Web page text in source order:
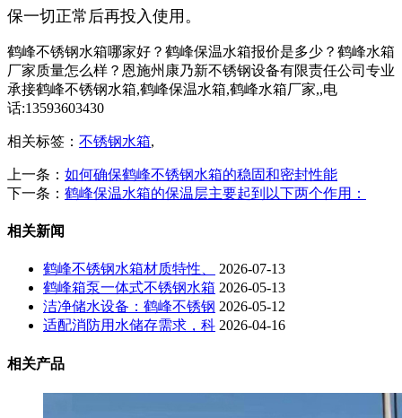
保一切正常后再投入使用。
鹤峰不锈钢水箱哪家好？鹤峰保温水箱报价是多少？鹤峰水箱
厂家质量怎么样？恩施州康乃新不锈钢设备有限责任公司专业
承接鹤峰不锈钢水箱,鹤峰保温水箱,鹤峰水箱厂家,,电
话:13593603430
相关标签： 不锈钢水箱,
上一条： 如何确保鹤峰不锈钢水箱的稳固和密封性能
下一条： 鹤峰保温水箱的保温层主要起到以下两个作用：
相关新闻
鹤峰不锈钢水箱材质特性、
2026-07-13
鹤峰箱泵一体式不锈钢水箱 2026-05-13
洁净储水设备：鹤峰不锈钢 2026-05-12
适配消防用水储存需求，科 2026-04-16
相关产品